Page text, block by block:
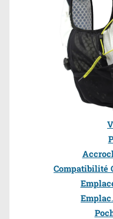
Compatibilité
Emplac.